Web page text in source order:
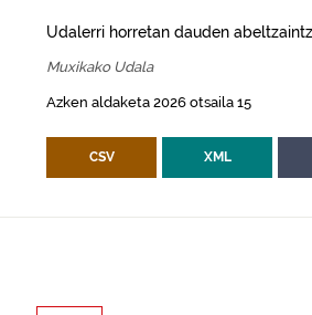
Udalerri horretan dauden
Muxikako Udala
Azken aldaketa 2026 otsaila 15
CSV XML